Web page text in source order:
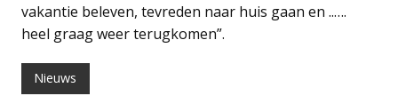
vakantie beleven, tevreden naar huis gaan en ..….
heel graag weer terugkomen”.
Nieuws